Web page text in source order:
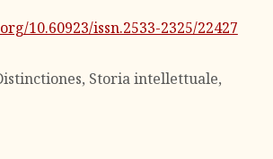
10.60923/issn.2533-2325/22427
Storia intellettuale,